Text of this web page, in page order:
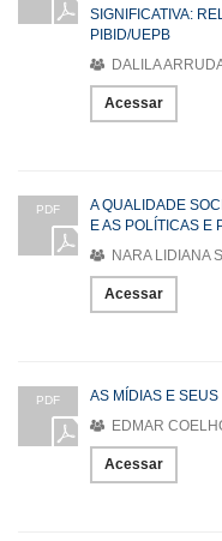
SIGNIFICATIVA:
PIBID/UEPB
DALILA
Acessar
PDF
A QUALIDADE
E AS POLÍTICAS E
NARA LIDIANA
Acessar
PDF
AS MÍDIAS E
EDMAR
Acessar